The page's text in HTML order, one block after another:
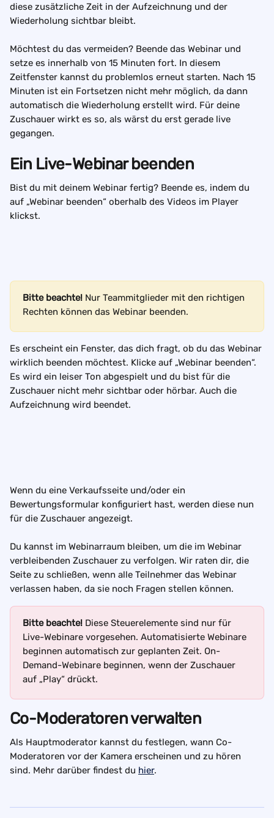
diese zusätzliche Zeit in der Aufzeichnung und der
Wiederholung sichtbar bleibt.
Möchtest du das vermeiden? Beende das Webinar und
setze es innerhalb von 15 Minuten fort. In diesem
Zeitfenster kannst du problemlos erneut starten. Nach 15
Minuten ist ein Fortsetzen nicht mehr möglich, da dann
automatisch die Wiederholung erstellt wird. Für deine
Zuschauer wirkt es so, als wärst du erst gerade live
gegangen.
Ein Live-Webinar beenden
Bist du mit deinem Webinar fertig? Beende es, indem du
auf „Webinar beenden“ oberhalb des Videos im Player
klickst.
Bitte beachte! Nur Teammitglieder mit den richtigen
Rechten können das Webinar beenden.
Es erscheint ein Fenster, das dich fragt, ob du das Webinar
wirklich beenden möchtest. Klicke auf „Webinar beenden“.
Es wird ein leiser Ton abgespielt und du bist für die
Zuschauer nicht mehr sichtbar oder hörbar. Auch die
Aufzeichnung wird beendet.
Wenn du eine Verkaufsseite und/oder ein
Bewertungsformular konfiguriert hast, werden diese nun
für die Zuschauer angezeigt.
Du kannst im Webinarraum bleiben, um die im Webinar
verbleibenden Zuschauer zu verfolgen. Wir raten dir, die
Seite zu schließen, wenn alle Teilnehmer das Webinar
verlassen haben, da sie noch Fragen stellen können.
Bitte beachte! Diese Steuerelemente sind nur für
Live-Webinare vorgesehen. Automatisierte Webinare
beginnen automatisch zur geplanten Zeit. On-
Demand-Webinare beginnen, wenn der Zuschauer
auf „Play“ drückt.
Co-Moderatoren verwalten
Als Hauptmoderator kannst du festlegen, wann Co-
Moderatoren vor der Kamera erscheinen und zu hören
sind. Mehr darüber findest du hier.